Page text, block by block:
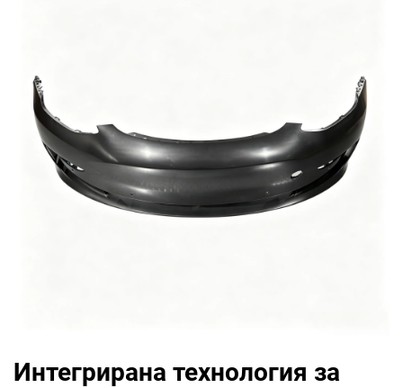
Интегрирана технология за